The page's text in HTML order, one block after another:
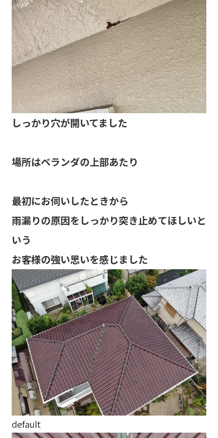
しっかり穴が開いてました
場所はベランダの上部あたり
最初にお伺いしたときから
雨漏りの原因をしっかり突き止めてほしいと
いう
お客様の強い思いを感じました
default